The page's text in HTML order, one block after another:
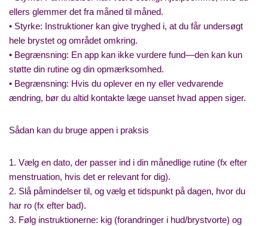
ellers glemmer det fra måned til måned.
• Styrke: Instruktioner kan give tryghed i, at du får undersøgt
hele brystet og området omkring.
• Begrænsning: En app kan ikke vurdere fund—den kan kun
støtte din rutine og din opmærksomhed.
• Begrænsning: Hvis du oplever en ny eller vedvarende
ændring, bør du altid kontakte læge uanset hvad appen siger.
Sådan kan du bruge appen i praksis
1. Vælg en dato, der passer ind i din månedlige rutine (fx efter
menstruation, hvis det er relevant for dig).
2. Slå påmindelser til, og vælg et tidspunkt på dagen, hvor du
har ro (fx efter bad).
3. Følg instruktionerne: kig (forandringer i hud/brystvorte) og